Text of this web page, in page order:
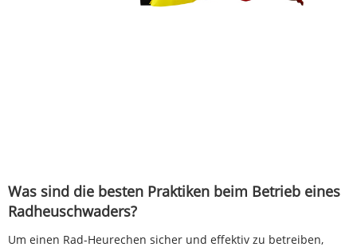
Was sind die besten Praktiken beim Betrieb eines
Radheuschwaders?
Um einen Rad-Heurechen sicher und effektiv zu betreiben,